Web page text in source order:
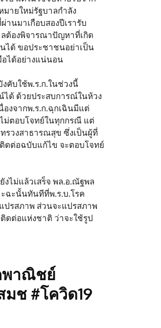
ายใหม่รัฐบาลกำลัง
นมาเกือบสองปีเรารับ
ต้องพิจารณาปัญหาที่เกิด
ได้ ขอประชาชนอย่าเป็น
อได้อย่างแน่นอน
คับใช้พ.ร.ก.ในช่วงนี้
ได้ ด้วยประสบการณ์ในห้วง
องจากพ.ร.ก.ฉุกเฉินมีแต่
ม่ตอบโจทย์ในทุกกรณี แต่
รวงสาธารณสุข ซึ่งเป็นผู้ที่
ดต่อฉบับแก้ไข จะตอบโจทย์
ไม่แล้วเสร็จ พล.อ.ณัฐพล
ะฉะนั้นทันทีที่พ.ร.บ.โรค
ปรสภาพ ส่วนจะแปรสภาพ
ดต่อแห่งชาติ ว่าจะใช้รูป
พาณิชย์
ช #โควิด19